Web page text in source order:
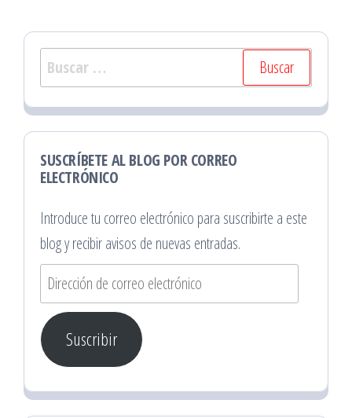
Buscar:
SUSCRÍBETE AL BLOG POR CORREO
ELECTRÓNICO
Introduce tu correo electrónico para suscribirte a este
blog y recibir avisos de nuevas entradas.
Dirección
de
correo
electrónico
Suscribir